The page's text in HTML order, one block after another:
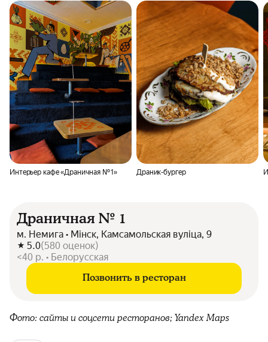
Интерьер кафе «Драничная № 1» Драник-бургер
Драничная № 1
м. Немига • Мінск, Камсамольская вуліца, 9
5.0(580 оценок)
<40 р. • Белорусская
Позвонить в ресторан
Фото: сайты и соцсети ресторанов; Yandex Maps